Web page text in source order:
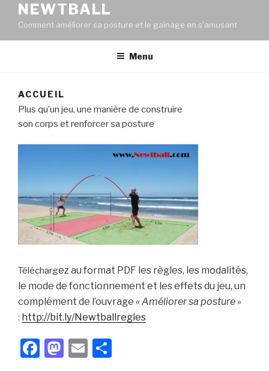
NEWTBALL
Comment améliorer sa posture et le gainage en s'amusant
Menu
ACCUEIL
Plus qu’un jeu, une manière de construire
son corps et renforcer sa posture
Téléchargez au format PDF les règles, les modalités,
le mode de fonctionnement et les effets du jeu, un
complément de l’ouvrage « Améliorer sa posture »
: http://bit.ly/Newtballregles
F
M E